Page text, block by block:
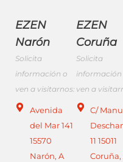
EZEN
Narón
Solicita
información o
ven a visitarnos:
Avenida
del Mar 141
15570
Narón, A
EZEN
Coruña
Solicita
información
ven a
C/
11 15011
Coruña,